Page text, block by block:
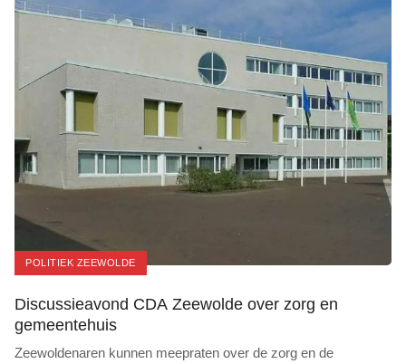
POLITIEK ZEEWOLDE
Discussieavond CDA Zeewolde over zorg en
gemeentehuis
Zeewoldenaren kunnen meepraten over de zorg en de